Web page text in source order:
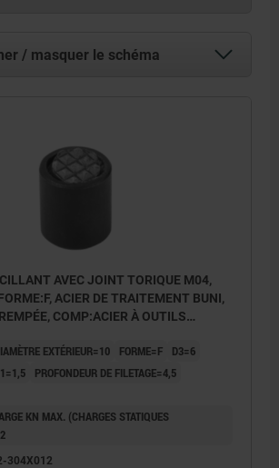
/ masquer le schéma
AVEC JOINT TORIQUE M04,
ACIER DE TRAITEMENT BUNI,
COMP:ACIER À OUTILS
EXTÉRIEUR=10 FORME=F
D3=6
PROFONDEUR DE FILETAGE=4,5
KN MAX. (CHARGES STATIQUES
304X012